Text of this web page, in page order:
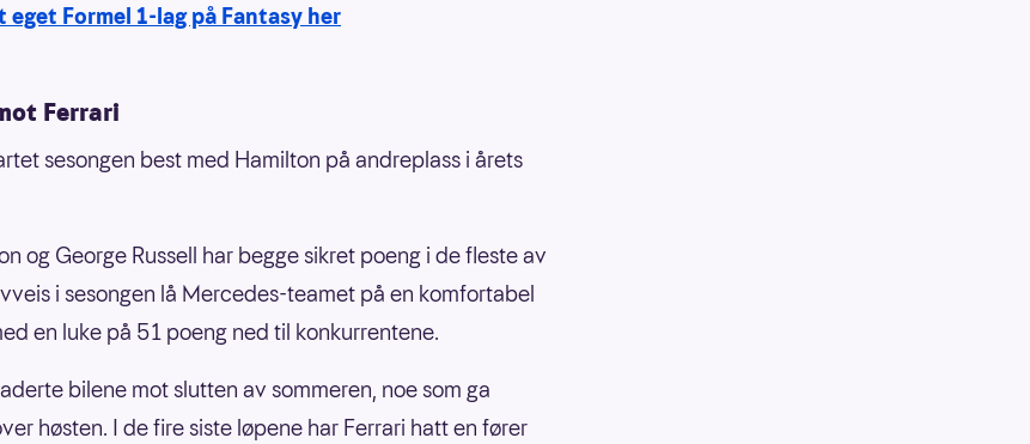
Formel 1-lag på Fantasy her
Ferrari
sesongen best med Hamilton på andreplass i årets
og George Russell har begge sikret poeng i de fleste av
i sesongen lå Mercedes-teamet på en komfortabel
en luke på 51 poeng ned til konkurrentene.
bilene mot slutten av sommeren, noe som ga
høsten. I de fire siste løpene har Ferrari hatt en fører